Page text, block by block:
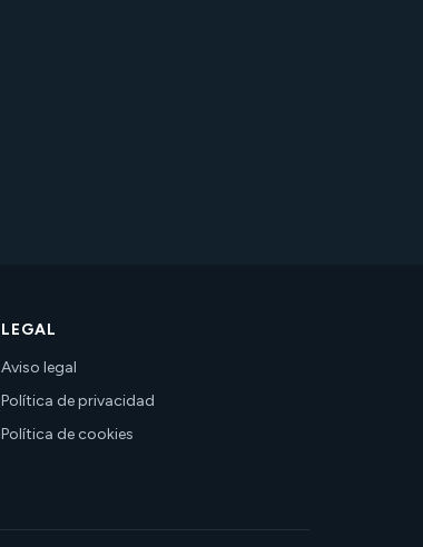
LEGAL
Aviso legal
Política de privacidad
Política de cookies